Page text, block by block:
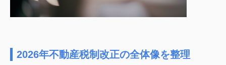
2026年不動産税制改正の全体像を整理